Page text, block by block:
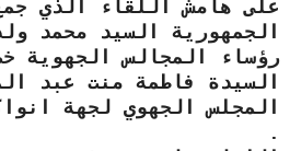
على هامش اللقاء الذي
الجمهورية السيد محمد
رؤساء المجالس الجهوية
السيدة فاطمة منت عبد
المجلس الجهوي لجهة
.